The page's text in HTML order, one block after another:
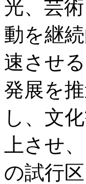
光、芸
動を継
速させ
発展を
し、文
上させ
の試行